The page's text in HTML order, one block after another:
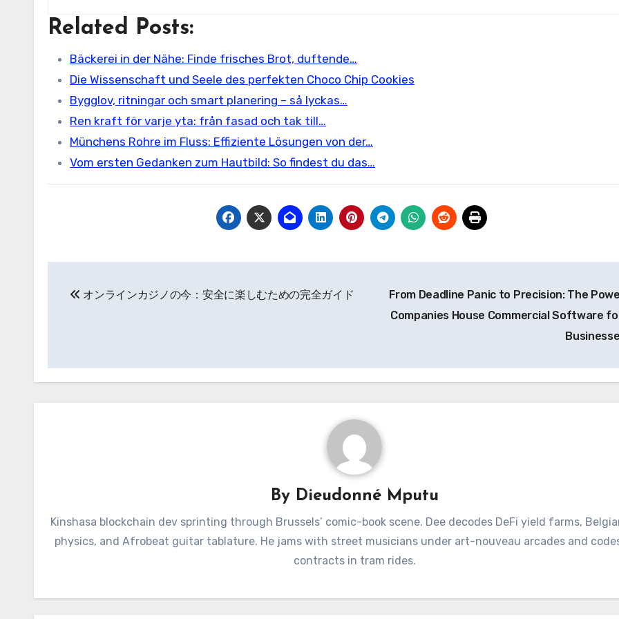
Related Posts:
Bäckerei in der Nähe: Finde frisches Brot, duftende…
Die Wissenschaft und Seele des perfekten Choco Chip Cookies
Bygglov, ritningar och smart planering – så lyckas…
Ren kraft för varje yta: från fasad och tak till…
Münchens Rohre im Fluss: Effiziente Lösungen von der…
Vom ersten Gedanken zum Hautbild: So findest du das…
navigation
オンラインカジノの今：安全に楽しむための完全ガイド
From Deadline Panic to Precision: The
Companies House Commercial Software
By Dieudonné Mputu
Kinshasa blockchain dev sprinting through Brussels’ comic-book scene. Dee decodes DeFi yield farms,
physics, and Afrobeat guitar tablature. He jams with street musicians under art-nouveau arcades and
contracts in tram rides.